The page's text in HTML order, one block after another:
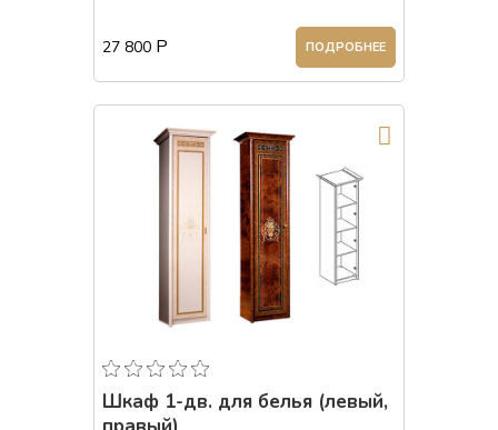
27 800 Р ПОДРОБНЕЕ
Шкаф 1-дв. для белья (левый,